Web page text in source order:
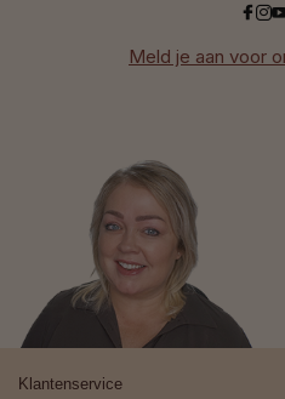
Meld je aan voor
Klantenservice